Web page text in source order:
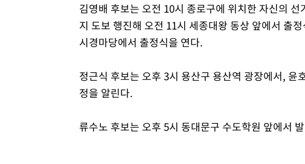
김영배 후보는 오전 10시 종로구에 위치한 자신의
지 도보 행진해 오전 11시 세종대왕 동상 앞에서 출
시경마당에서 출정식을 연다.
정근식 후보는 오후 3시 용산구 용산역 광장에서,
정을 알린다.
류수노 후보는 오후 5시 동대문구 수도학원 앞에서